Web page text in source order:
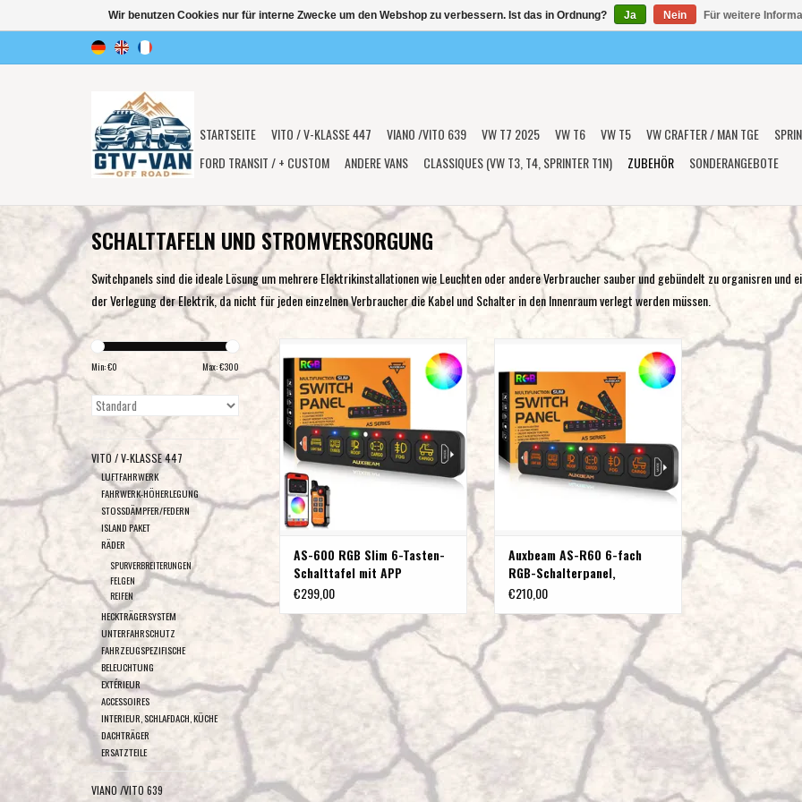
STARTSEITE VITO / V-KLASSE 447 VIANO /VITO 639 VW T7 2025 VW T6 VW T5 VW CRAFTER / MAN TGE
FORD TRANSIT / + CUSTOM
ANDERE VANS CLASSIQUES (VW T3, T4, SPRINTER T1N) ZUBEHÖR SONDERANGEBOTE
SCHALTTAFELN UND STROMVERSORGUNG
Switchpanels sind die ideale Lösung um mehrere Elektrikinstallationen wie Leuchten oder andere Verbraucher sauber und gebündelt zu organisren
der Verlegung der Elektrik, da nicht für jeden einzelnen Verbraucher die Kabel und Schalter in den Innenraum verlegt werden müssen.
Min: €0 Max: €300
VITO / V-KLASSE 447
LUFTFAHRWERK
FAHRWERK-HÖHERLEGUNG
STOSSDÄMPFER/FEDERN
ISLAND PAKET
RÄDER
SPURVERBREITERUNGEN
FELGEN
REIFEN
HECKTRÄGERSYSTEM
UNTERFAHRSCHUTZ
FAHRZEUGSPEZIFISCHE
BELEUCHTUNG
EXTÉRIEUR
ACCESSOIRES
INTERIEUR, SCHLAFDACH, KÜCHE
DACHTRÄGER
ERSATZTEILE
VIANO /VITO 639
Schalttafel mit APP Steuerung und
Fernbedienung, unterstützt
Wechsel-/Momentan-/Impulsmodus
(einseitige Steckdose)
ZUM WARENKORB HINZUFÜGEN
AS-600 RGB Slim 6-Tasten-
Schalttafel mit APP
Steuerung und
Wechsel-/Momentan-/Impulsmodus
(einseitige Steckdose)
€299,00
Kipp-/Moment-/Impulsmodus
unterstützt
ZUM WARENKORB HINZUFÜGEN
Auxbeam AS-R60 6-fach
RGB-Schalterpanel,
Kipp-/Moment-/Impulsmodus
€210,00
Wir benutzen Cookies nur für interne Zwecke um den Webshop zu verbessern. Ist das in Ordnung? Ja Nein Für weitere